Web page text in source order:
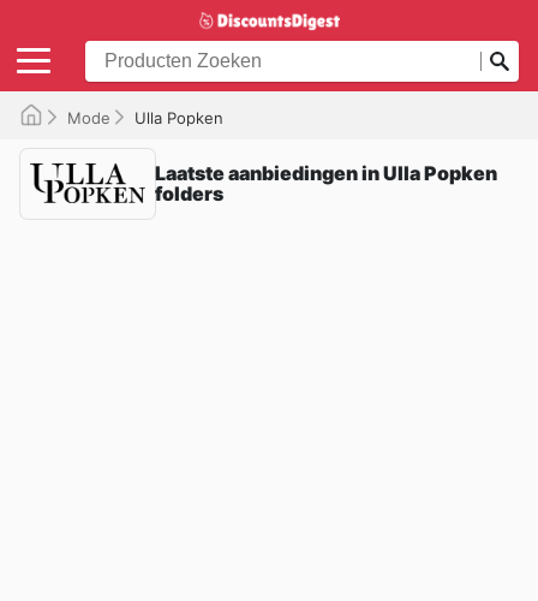
Mode Ulla Popken
Laatste aanbiedingen in Ulla Popken
folders